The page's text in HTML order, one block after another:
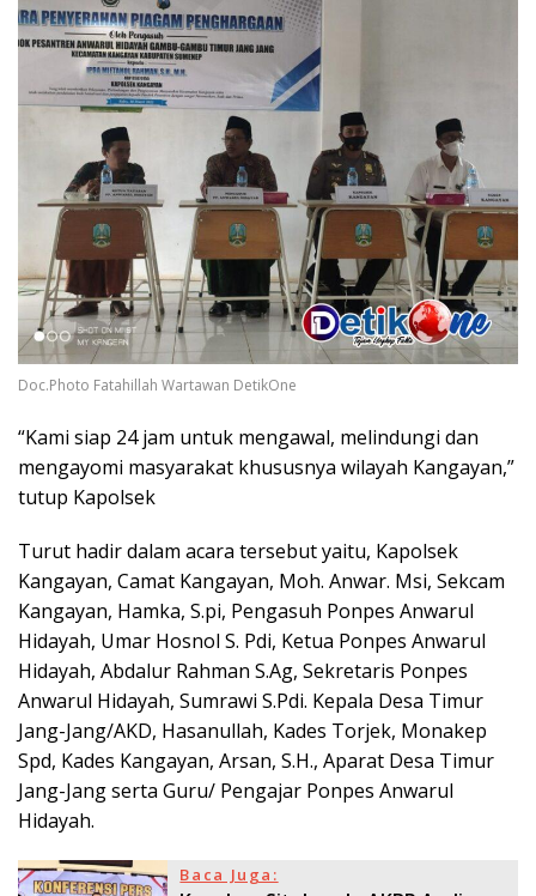
Doc.Photo Fatahillah Wartawan DetikOne
“Kami siap 24 jam untuk mengawal, melindungi dan
mengayomi masyarakat khususnya wilayah Kangayan,”
tutup Kapolsek
Turut hadir dalam acara tersebut yaitu, Kapolsek
Kangayan, Camat Kangayan, Moh. Anwar. Msi, Sekcam
Kangayan, Hamka, S.pi, Pengasuh Ponpes Anwarul
Hidayah, Umar Hosnol S. Pdi, Ketua Ponpes Anwarul
Hidayah, Abdalur Rahman S.Ag, Sekretaris Ponpes
Anwarul Hidayah, Sumrawi S.Pdi. Kepala Desa Timur
Jang-Jang/AKD, Hasanullah, Kades Torjek, Monakep
Spd, Kades Kangayan, Arsan, S.H., Aparat Desa Timur
Jang-Jang serta Guru/ Pengajar Ponpes Anwarul
Hidayah.
Baca Juga: